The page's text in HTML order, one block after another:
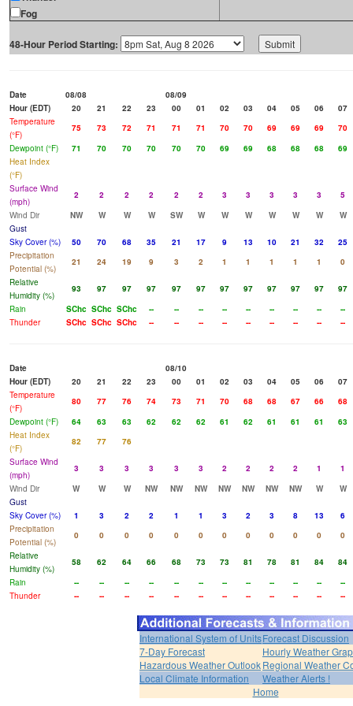
Fog
48-Hour Period Starting:
Date 08/08
08/09
Hour (EDT)
20 21 22 23 00 01 02 03 04 05 06
07
Temperature
(°F)
75 73 72 71 71 71 70 70 69 69 69
70
Dewpoint (°F)
71 70 70 70 70 70 69 69 68 68 68
69
Heat Index
(°F)
Surface Wind
(mph)
2 2 2 2 2 2 3 3 3 3 3
5
Wind Dir
NW W W W SW W W W W W W
W
Gust
Sky Cover (%)
50 70 68 35 21 17 9 13 10 21 32
25
Precipitation
Potential (%)
21 24 19 9 3 2 1 1 1 1 1
0
Relative
Humidity (%)
93 97 97 97 97 97 97 97 97 97 97
97
Rain
SChc SChc SChc -- -- -- -- -- -- -- --
--
Thunder
SChc SChc SChc -- -- -- -- -- -- -- -- --
Date
08/10
Hour (EDT)
20 21 22 23 00 01 02 03 04 05 06
07
Temperature
(°F)
80 77 76 74 73 71 70 68 68 67 66
68
Dewpoint (°F)
64 63 63 62 62 62 61 62 61 61 61
63
Heat Index
(°F)
82 77
76
Surface Wind
(mph)
3 3 3 3 3 3 2 2 2 2 1
1
Wind Dir
W W W NW NW NW NW NW NW NW W
W
Gust
Sky Cover (%)
1 3 2 2 1 1 3 2 3 8 13
6
Precipitation
Potential (%)
0 0 0 0 0 0 0 0 0 0 0
0
Relative
Humidity (%)
58 62 64 66 68 73 73 81 78 81 84
84
Rain
-- -- -- -- -- -- -- -- -- -- --
--
Thunder
-- -- -- -- -- -- -- -- -- -- -- --
International System of UnitsForecast Discussion
7-Day Forecast
Hourly Weather
Hazardous Weather OutlookRegional Weather
Local Climate Information
Weather Alerts !
Home